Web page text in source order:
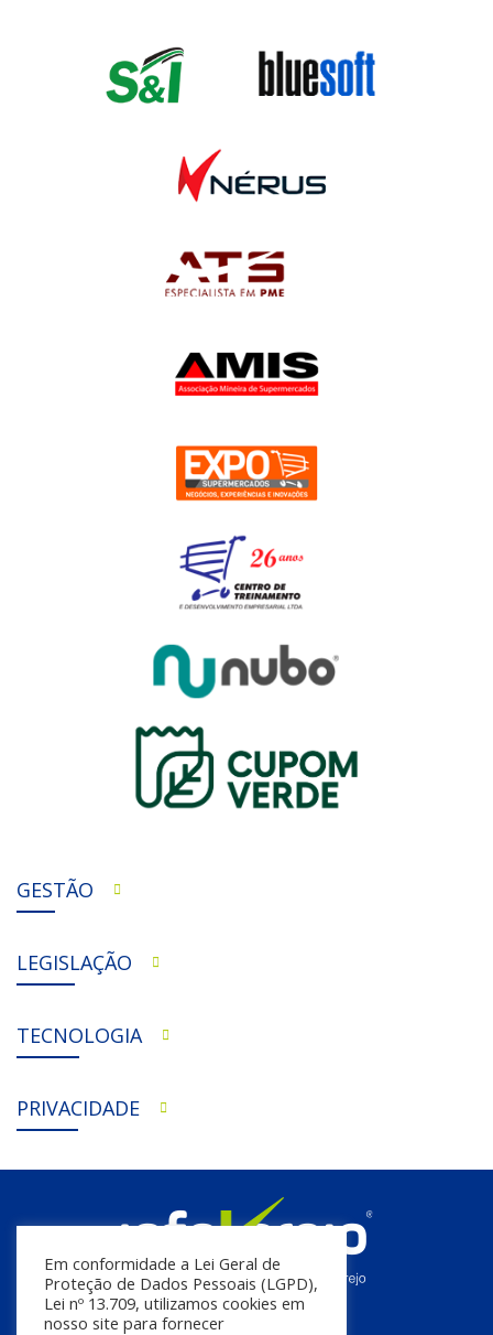
GESTÃO
LEGISLAÇÃO
TECNOLOGIA
PRIVACIDADE
Em conformidade a Lei Geral de
Proteção de Dados Pessoais (LGPD),
Lei nº 13.709, utilizamos cookies em
nosso site para fornecer